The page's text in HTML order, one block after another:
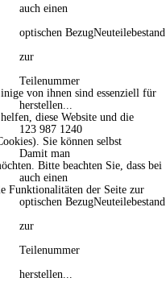
auch einen
optischen Bezug
zur
Teilenummer
herstellen...
Neuteilebestand
123 987 1240
Damit man
auch einen
optischen Bezug
zur
Teilenummer
herstellen...
Neuteilebestand
von ihnen sind essenziell für
diese Website und die
Sie können selbst
Bitte beachten Sie, dass bei
Funktionalitäten der Seite zur